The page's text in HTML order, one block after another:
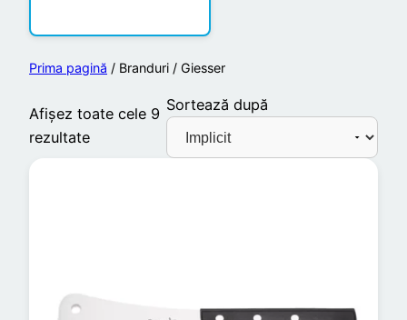
Prima pagină / Branduri / Giesser
Afișez toate cele 9
rezultate
Sortează după